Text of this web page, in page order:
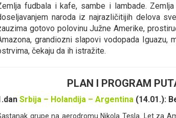
fudbala i kafe, sambe i lambade.
naroda iz najrazličitijih delova
gotovo polovinu Južne Amerike,
grandiozni slapovi vodopada Iguazu,
čekaju da ih istražite.
PLAN I PROGRAM
Srbija – Holandija – Argentina (14.01.):
grupe na aerodromu Nikola Tesla. Let za